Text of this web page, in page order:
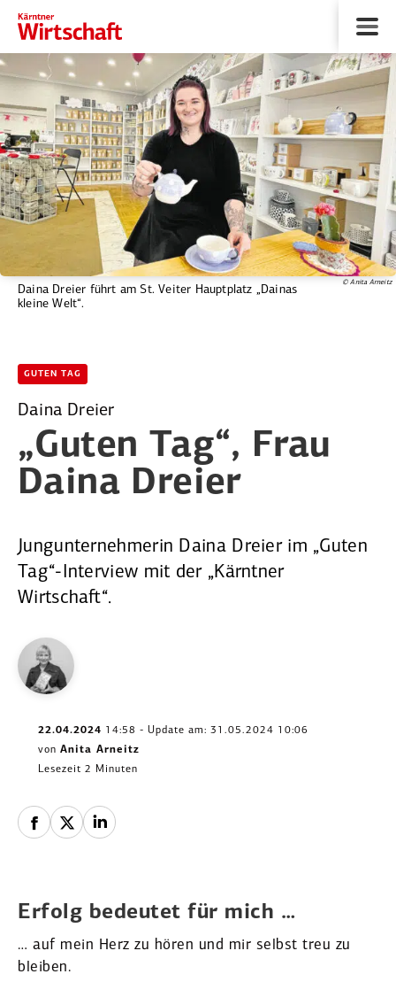
Daina Dreier führt am St. Veiter Hauptplatz „Dainas
kleine Welt“.
© Anita Arneitz
GUTEN TAG
Daina Dreier
„Guten Tag“, Frau
Daina Dreier
Jungunternehmerin Daina Dreier im „Guten
Tag“-Interview mit der „Kärntner
Wirtschaft“.
22.04.2024 14:58 - Update am: 31.05.2024 10:06
von Anita Arneitz
Lesezeit 2 Minuten
Erfolg bedeutet für mich …
… auf mein Herz zu hören und mir selbst treu zu
bleiben.